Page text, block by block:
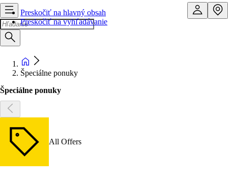
Preskočiť na hlavný obsah
Preskočiť na vyhľadávanie
Špeciálne ponuky
Špeciálne ponuky
All Offers